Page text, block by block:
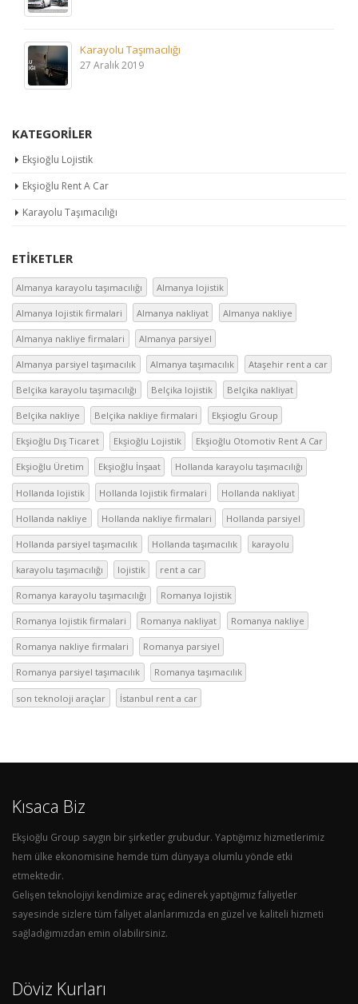
Karayolu Taşımacılığı
27 Aralık 2019
KATEGORİLER
Ekşioğlu Lojistik
Ekşioğlu Rent A Car
Karayolu Taşımacılığı
ETİKETLER
Almanya karayolu taşımacılığı Almanya lojistik
Almanya lojistik firmalari Almanya nakliyat Almanya nakliye
Almanya nakliye firmalari Almanya parsiyel
Almanya parsiyel taşımacılık Almanya taşımacılık Ataşehir rent a car
Belçika karayolu taşımacılığı Belçika lojistik Belçika nakliyat
Belçika nakliye Belçika nakliye firmalari Ekşioglu Group
Ekşioğlu Dış Ticaret Ekşioğlu Lojistik Ekşioğlu Otomotiv Rent A Car
Ekşioğlu Üretim Ekşioğlu İnşaat Hollanda karayolu taşımacılığı
Hollanda lojistik Hollanda lojistik firmalari Hollanda nakliyat
Hollanda nakliye Hollanda nakliye firmalari Hollanda parsiyel
Hollanda parsiyel taşımacılık Hollanda taşımacılık karayolu
karayolu taşımacılığı lojistik rent a car
Romanya karayolu taşımacılığı Romanya lojistik
Romanya lojistik firmalari Romanya nakliyat Romanya nakliye
Romanya nakliye firmalari Romanya parsiyel
Romanya parsiyel taşımacılık Romanya taşımacılık
son teknoloji araçlar İstanbul rent a car
Kısaca Biz
Ekşioğlu Group saygın bir şirketler grubudur. Yaptığımız hizmetlerimiz
hem ülke ekonomisine hemde tüm dünyaya olumlu yönde etki
etmektedir.
Gelişen teknolojiyi kendimize araç edinerek yaptığımız faliyetler
sayesinde sizlere tüm faliyet alanlarımızda en güzel ve kaliteli hizmeti
sağladığımızdan emin olabilirsiniz.
Döviz Kurları